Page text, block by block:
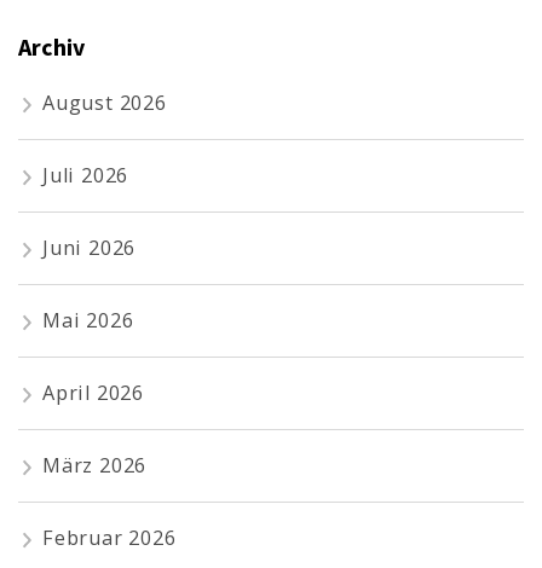
Archiv
August 2026
Juli 2026
Juni 2026
Mai 2026
April 2026
März 2026
Februar 2026